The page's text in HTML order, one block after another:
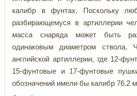
калибр в фунтах. Поскольку
разбирающемуся в артиллерии
масса снаряда может быть
одинаковым диаметром ствола.
английской артиллерии, где 12-
15-фунтовые и 17-фунтовые
обозначений имели бы калибр 76.2